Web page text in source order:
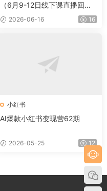
（6月9-12日线下课直播回
放）2026-06-16 16
小红书
AI爆款小红书变现营62期
2026-05-25 12